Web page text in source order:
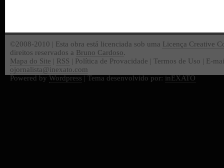
©2008-2010 | Esta obra está licenciada sob uma Licença Creative
direitos reservados a Bruno Cardoso.
Mapa do Site | RSS | Política de Provacidade | Termos de Uso | E-
ojornalista@inexato.com
Powered by Wordpress | Tema desenvolvido por: inEXATO